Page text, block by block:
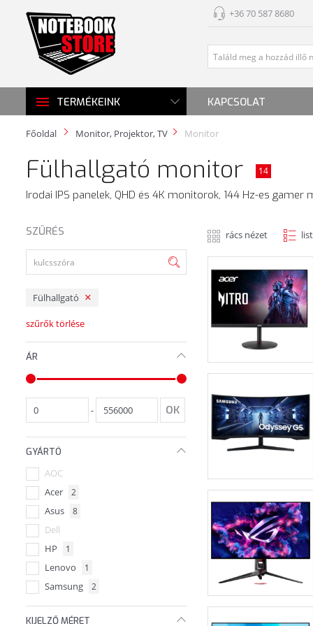
+36 70 587 8680
TERMÉKEINK KAPCSOLAT
Főoldal Monitor, Projektor, TV Monitor
Fülhallgató monitor 14
Irodai IPS panelek, QHD és 4K monitorok, 144 Hz-es
SZŰRÉS
Fülhallgató
szűrők törlése
ÁR
-
GYÁRTÓ
AOC
Acer
2
Asus 8
Dell
HP
1
Lenovo 1
Samsung 2
ViewSonic
KIJELZŐ MÉRET
rács nézet